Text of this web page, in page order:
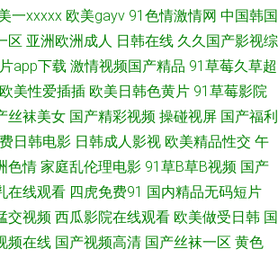
欧美日韩sss 91视频免费入口 老司机福利社在线下载
站 91香蕉碰 男人天堂色99 91黄色导航 欧美影院婷
影院激情影院 综合网艹 福利影院 色老六综合 www
网 不卡视频一下 日韩AV一 阿v视频网站 日韩性网 91
91熟妇在线视频 熟女亚洲一区二区三区 超碰91资源
一xxxxx 欧美gayv 91色情激情网 中国韩国
区 亚洲欧洲成人 日韩在线 久久国产影视综
app下载 激情视频国产精品 91草莓久草超
欧美性爱插插 欧美日韩色黄片 91草莓影院
丝袜美女 国产精彩视频 操碰视屏 国产福利
日韩电影 日韩成人影视 欧美精品性交 午
色情 家庭乱伦理电影 91草B草B视频 国产
在线观看 四虎免费91 国内精品无码短片
交视频 西瓜影院在线观看 欧美做受日韩 国
频在线 国产视频高清 国产丝袜一区 黄色